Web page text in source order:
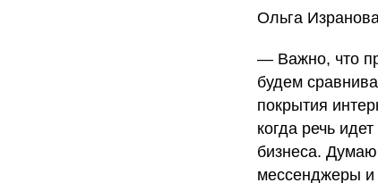
Ольга
— Важно, что
будем
покрытия
когда речь
бизнеса.
мессенджеры и